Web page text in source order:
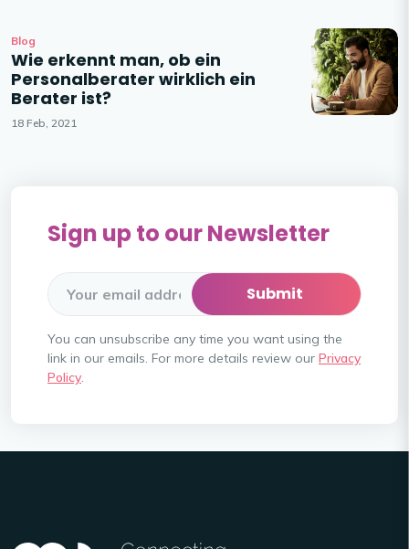
Blog
Wie erkennt man, ob ein
Personalberater wirklich ein
Berater ist?
18 Feb, 2021
Sign up to our Newsletter
You can unsubscribe any time you want using the
link in our emails. For more details review our Privacy
Policy.